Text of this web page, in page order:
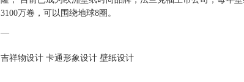
3100万卷，可以围绕地球8圈。
—
吉祥物设计 卡通形象设计 壁纸设计